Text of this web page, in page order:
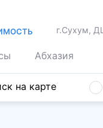
г.Сухум,
Абхазия
на карте